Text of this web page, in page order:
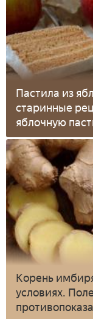
Пастила из
старинные
яблочную
Корень
условиях.